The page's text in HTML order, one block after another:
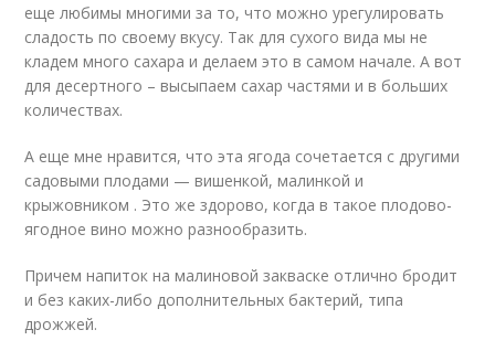
еще любимы многими за то, что можно урегулировать
сладость по своему вкусу. Так для сухого вида мы не
кладем много сахара и делаем это в самом начале. А вот
для десертного – высыпаем сахар частями и в больших
количествах.
А еще мне нравится, что эта ягода сочетается с другими
садовыми плодами — вишенкой, малинкой и
крыжовником . Это же здорово, когда в такое плодово-
ягодное вино можно разнообразить.
Причем напиток на малиновой закваске отлично бродит
и без каких-либо дополнительных бактерий, типа
дрожжей.